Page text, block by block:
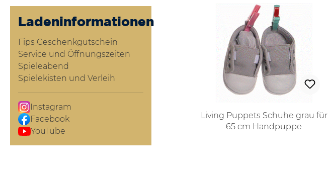
Ladeninformationen
Fips Geschenkgutschein
Service und Öffnungszeiten
Spieleabend
Spielekisten und Verleih
Instagram
Facebook
YouTube
Living Puppets Schuhe grau für
65 cm Handpuppe